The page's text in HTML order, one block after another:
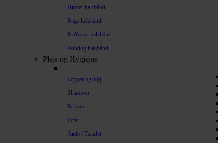
Hunter halsbånd
Rogz halsbånd
Ruffwear halsbånd
Waudog halsbånd
Pleje og Hygiejne
Lopper og utøj
Shampoo
Balsam
Poter
Ånde / Tænder